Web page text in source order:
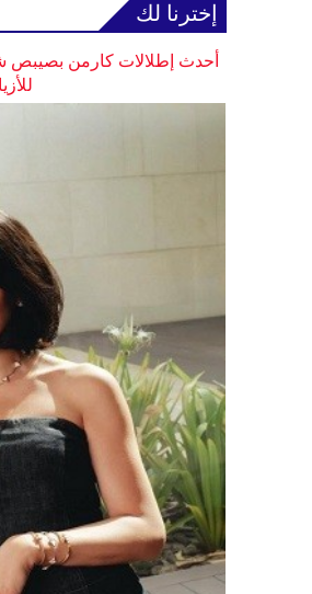
إخترنا لك
أحدث إطلالات كارمن بصيبص